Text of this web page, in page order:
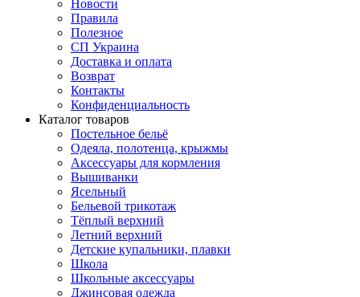
Новости
Правила
Полезное
СП Украина
Доставка и оплата
Возврат
Контакты
Конфиденциальность
Каталог товаров
Постельное бельё
Одеяла, полотенца, крыжмы
Аксессуары для кормления
Вышиванки
Ясельный
Бельевой трикотаж
Тёплый верхний
Летний верхний
Детские купальники, плавки
Школа
Школьные аксессуары
Джинсовая одежда